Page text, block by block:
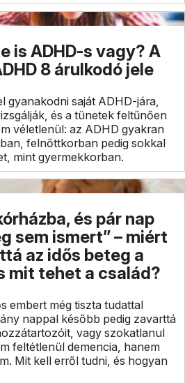
is ADHD-s vagy? A
8 árulkodó jele
gyanakodni saját ADHD-jára,
és a tünetek feltűnően
véletlenül: az ADHD gyakran
felnőttkorban pedig sokkal
mint gyermekkorban.
és pár nap
sem ismert” – miért
az idős beteg a
mit tehet a család?
embert még tiszta tudattal
nappal később pedig zavarttá
vagy szokatlanul
feltétlenül demencia, hanem
Mit kell erről tudni, és hogyan